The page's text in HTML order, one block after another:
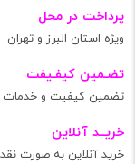
پرداخت در محل
ویژه استان البرز و تهران
تضـمین کیفـیفت
تضمین کیفیت و
خریــد آنلاین
خرید آنلاین به صورت